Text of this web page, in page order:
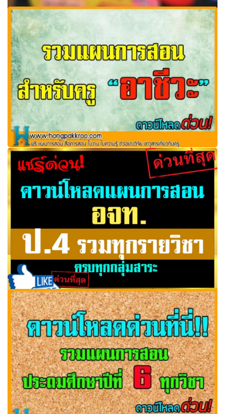
แผนการสอน ป.1- ป.6 ทุกรายวิชา 8 กลุ่มสาระการเรียนรู้ จาก
สำนักพิมพ์ อจท. ดาวน์โหลดที่นี่!
รวมแผนการสอนสำหรับครู อาชีะ แจกฟรีที่ ห้องพักครูดอต
คอม
รวมแผนการสอน อจท. รวมทุกวิชา ชั้นป.4 ดาวน์โหลดด่วน!